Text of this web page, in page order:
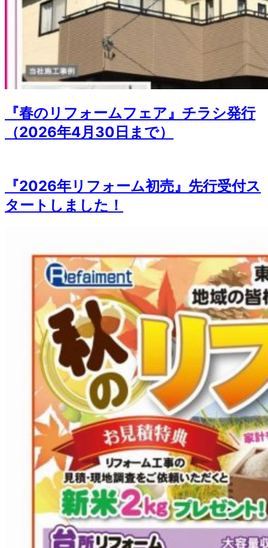
『春のリフォームフェア』チラシ発行
（2026年4月30日まで）
『2026年リフォーム初売』先行受付ス
タートしました！